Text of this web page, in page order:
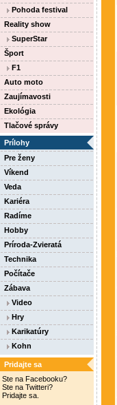
Pohoda festival
Reality show
SuperStar
Šport
F1
Auto moto
Zaujímavosti
Ekológia
Tlačové správy
Prílohy
Pre ženy
Víkend
Veda
Kariéra
Radíme
Hobby
Príroda-Zvieratá
Technika
Počítače
Zábava
Video
Hry
Karikatúry
Kohn
Pridajte sa
Ste na Facebooku?
Ste na Twitteri?
Pridajte sa.